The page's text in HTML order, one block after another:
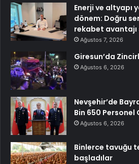
Enerji ve altyapı
dönem: Doğru
rekabet avantajı
Ağustos 7, 2026
Giresun’da
Ağustos 6, 2026
Nevşehir’de
Bin 650 Personel
Ağustos 6, 2026
Binlerce tavuğu
başladılar